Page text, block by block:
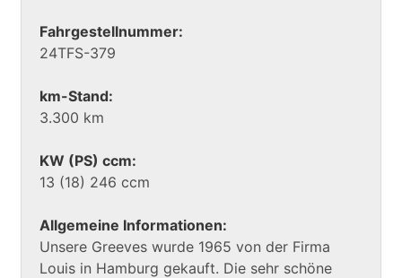
Fahrgestellnummer:
24TFS-379
km-Stand:
3.300 km
KW (PS) ccm:
13 (18) 246 ccm
Allgemeine Informationen:
Unsere Greeves wurde 1965 von der Firma
Louis in Hamburg gekauft. Die sehr schöne